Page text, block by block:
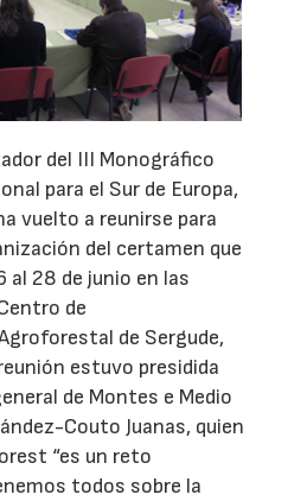
del III Monográfico
para el Sur de Europa,
vuelto a reunirse para
del certamen que
al 28 de junio en las
de
de Sergude,
estuvo presidida
de Montes e Medio
Couto Juanas, quien
“es un reto
todos sobre la